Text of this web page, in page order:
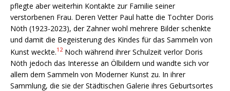
pflegte aber weiterhin Kontakte zur Familie seiner
verstorbenen Frau. Deren Vetter Paul hatte die Tochter Doris
Nöth (1923-2023), der Zahner wohl mehrere Bilder schenkte
und damit die Begeisterung des Kindes für das Sammeln von
Kunst weckte.12 Noch während ihrer Schulzeit verlor Doris
Nöth jedoch das Interesse an Ölbildern und wandte sich vor
allem dem Sammeln von Moderner Kunst zu. In ihrer
Sammlung, die sie der Städtischen Galerie ihres Geburtsortes